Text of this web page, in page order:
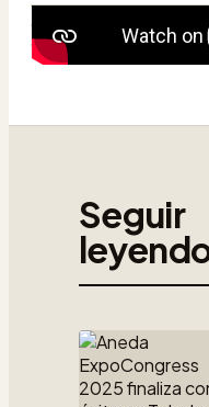
Seguir